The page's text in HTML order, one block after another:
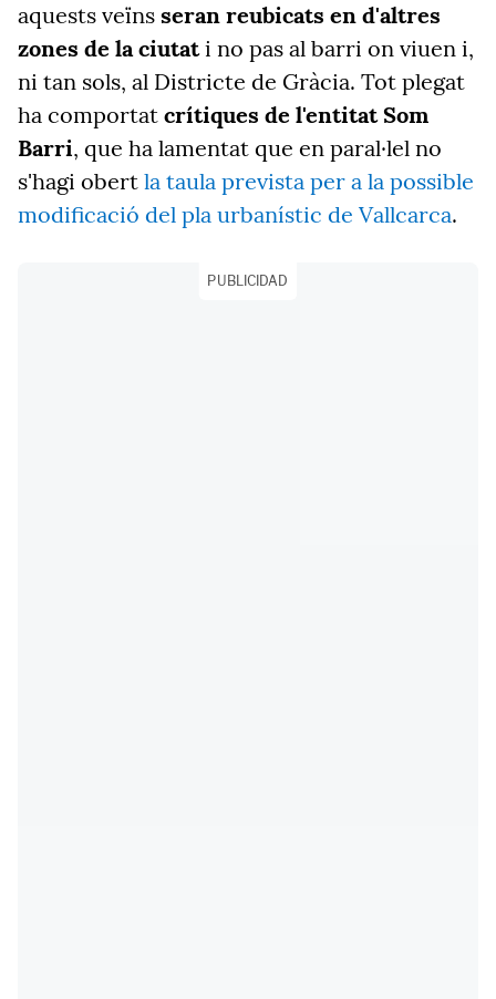
aquests veïns seran reubicats en d'altres
zones de la ciutati no pas al barri on viuen i,
ni tan sols, al Districte de Gràcia. Tot plegat
ha comportat crítiques de l'entitat Som
Barri, que ha lamentat que en paral·lel no
s'hagi obert la taula prevista per a la possible
modificació del pla urbanístic de Vallcarca.
PUBLICIDAD